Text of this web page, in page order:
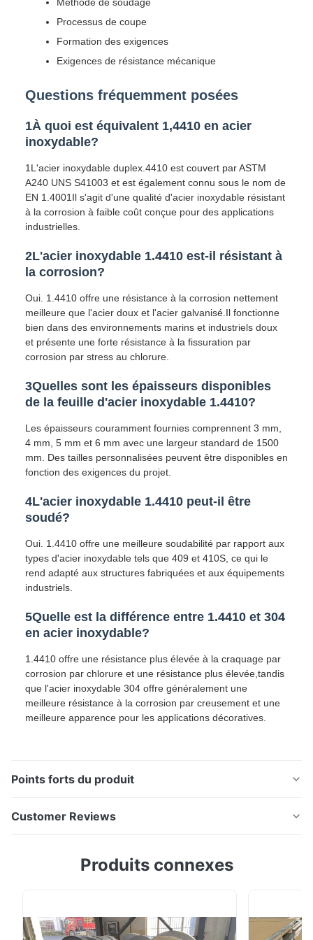
Processus de coupe
Formation des exigences
Exigences de résistance mécanique
Questions fréquemment posées
1À quoi est équivalent 1,4410 en acier
inoxydable?
1L'acier inoxydable duplex.4410 est couvert par ASTM
A240 UNS S41003 et est également connu sous le nom de
EN 1.4001Il s'agit d'une qualité d'acier inoxydable résistant
à la corrosion à faible coût conçue pour des applications
industrielles.
2L'acier inoxydable 1.4410 est-il résistant à
la corrosion?
Oui. 1.4410 offre une résistance à la corrosion nettement
meilleure que l'acier doux et l'acier galvanisé.Il fonctionne
bien dans des environnements marins et industriels doux
et présente une forte résistance à la fissuration par
corrosion par stress au chlorure.
3Quelles sont les épaisseurs disponibles
de la feuille d'acier inoxydable 1.4410?
Les épaisseurs couramment fournies comprennent 3 mm,
4 mm, 5 mm et 6 mm avec une largeur standard de 1500
mm. Des tailles personnalisées peuvent être disponibles en
fonction des exigences du projet.
4L'acier inoxydable 1.4410 peut-il être
soudé?
Oui. 1.4410 offre une meilleure soudabilité par rapport aux
types d'acier inoxydable tels que 409 et 410S, ce qui le
rend adapté aux structures fabriquées et aux équipements
industriels.
5Quelle est la différence entre 1.4410 et 304
en acier inoxydable?
1.4410 offre une résistance plus élevée à la craquage par
corrosion par chlorure et une résistance plus élevée,tandis
que l'acier inoxydable 304 offre généralement une
meilleure résistance à la corrosion par creusement et une
meilleure apparence pour les applications décoratives.
Points forts du produit
Vue d'ensemble du produit 1.4410 La feuille et la
d'acier inoxydable résistant à la corrosion rentable
Customer Reviews
Based on 50 reviews recently
0
0
Produits connexes